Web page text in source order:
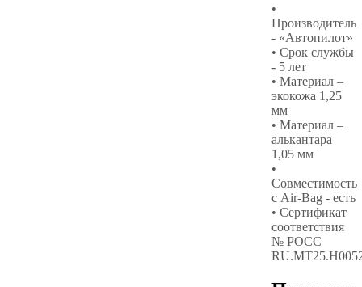
•
Производитель
- «Автопилот»
• Срок службы
- 5 лет
• Материал –
экокожа 1,25
мм
• Материал –
алькантара
1,05 мм
•
Совместимость
с Air-Bag - есть
• Сертификат
соответствия
№ РОСС